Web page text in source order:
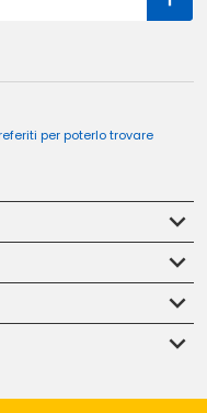
per poterlo trovare